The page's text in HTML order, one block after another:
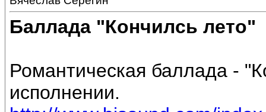
Баллада "Кончилсь лето"
Романтическая баллада -
исполнении.